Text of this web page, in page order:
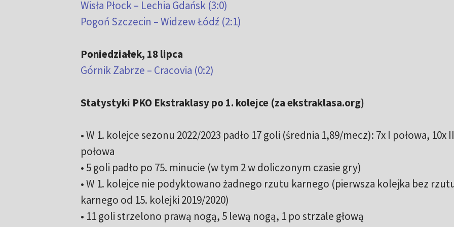
Wisła Płock – Lechia Gdańsk (3:0)
Pogoń Szczecin – Widzew Łódź (2:1)
Poniedziałek, 18 lipca
Górnik Zabrze – Cracovia (0:2)
Statystyki PKO Ekstraklasy po 1. kolejce (za ekstraklasa.org)
• W 1. kolejce sezonu 2022/2023 padło 17 goli (średnia 1,89/mecz): 7x I połowa, 10x II
połowa
• 5 goli padło po 75. minucie (w tym 2 w doliczonym czasie gry)
• W 1. kolejce nie podyktowano żadnego rzutu karnego (pierwsza kolejka bez
karnego od 15. kolejki 2019/2020)
• 11 goli strzelono prawą nogą, 5 lewą nogą, 1 po strzale głową